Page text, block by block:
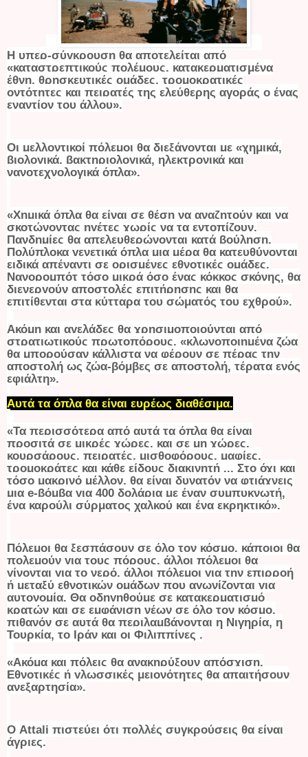
Η υπερ-σύγκρουση θα αποτελείται από
«καταστρεπτικούς πολέμους, κατακερματισμένα
έθνη, θρησκευτικές ομάδες, τρομοκρατικές
οντότητες και πειρατές της ελεύθερης αγοράς ο ένας
εναντίον του άλλου».
Οι μελλοντικοί πόλεμοι θα διεξάγονται με «χημικά,
βιολογικά, βακτηριολογικά, ηλεκτρονικά και
νανοτεχνολογικά όπλα».
«Χημικά όπλα θα είναι σε θέση να αναζητούν και να
σκοτώνοντας ηγέτες χωρίς να τα εντοπίζουν.
Πανδημίες θα απελευθερώνονται κατά βούληση.
Πολύπλοκα γενετικά όπλα μια μέρα θα κατευθύνονται
ειδικά απέναντι σε ορισμένες εθνοτικές ομάδες.
Νανορομπότ τόσο μικρά όσο ένας κόκκος σκόνης, θα
διενεργούν αποστολές επιτήρησης και θα
επιτίθενται στα κύτταρα του σώματός του εχθρού».
Ακόμη και αγελάδες θα χρησιμοποιούνται από
στρατιωτικούς πρωτοπόρους, «κλωνοποιημένα ζώα
θα μπορούσαν κάλλιστα να φέρουν σε πέρας την
αποστολή ως ζώα-βόμβες σε αποστολή, τέρατα ενός
εφιάλτη».
Αυτά τα όπλα θα είναι ευρέως διαθέσιμα.
«Τα περισσότερα από αυτά τα όπλα θα είναι
προσιτά σε μικρές χώρες, και σε μη χώρες,
κουρσάρους, πειρατές, μισθοφόρους, μαφίες,
τρομοκράτες και κάθε είδους διακινητή ... Στο όχι και
τόσο μακρινό μέλλον, θα είναι δυνατόν να φτιάχνεις
μια e-βόμβα για 400 δολάρια με έναν συμπυκνωτή,
ένα καρούλι σύρματος χαλκού και ένα εκρηκτικό».
Πόλεμοι θα ξεσπάσουν σε όλο τον κόσμο, κάποιοι θα
πολεμούν για τους πόρους, άλλοι πόλεμοι θα
γίνονται για το νερό, άλλοι πόλεμοι για την επιρροή
ή μεταξύ εθνοτικών ομάδων που αγωνίζονται για
αυτονομία. Θα οδηγηθούμε σε κατακερματισμό
κρατών και σε εμφάνιση νέων σε όλο τον κόσμο,
πιθανόν σε αυτά θα περιλαμβάνονται η Νιγηρία, η
Τουρκία, το Ιράν και οι Φιλιππίνες .
«Ακόμα και πόλεις θα ανακηρύξουν απόσχιση.
Εθνοτικές ή γλωσσικές μειονότητες θα απαιτήσουν
ανεξαρτησία».
Ο Attali πιστεύει ότι πολλές συγκρούσεις θα είναι
άγριες.